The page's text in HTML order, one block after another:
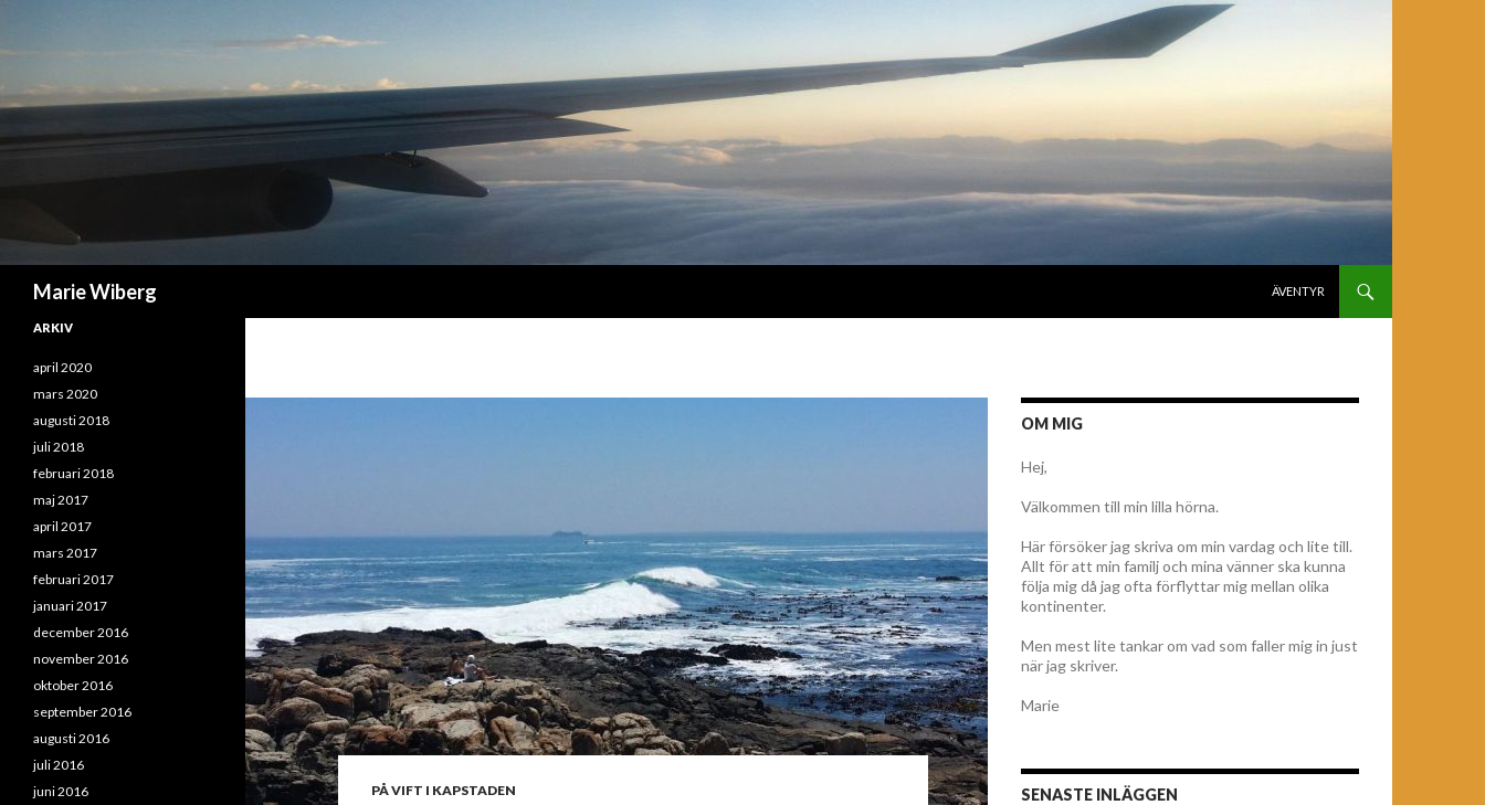
Marie Wiberg
ÄVENTYR
PÅ VIFT I KAPSTADEN
OM MIG
Hej,
Välkommen till min lilla hörna.
Här försöker jag skriva om min vardag och lite till.
Allt för att min familj och mina vänner ska kunna
följa mig då jag ofta förflyttar mig mellan olika
kontinenter.
Men mest lite tankar om vad som faller mig in just
när jag skriver.
Marie
SENASTE INLÄGGEN
ARKIV
april 2020
mars 2020
augusti 2018
juli 2018
februari 2018
maj 2017
april 2017
mars 2017
februari 2017
januari 2017
december 2016
november 2016
oktober 2016
september 2016
augusti 2016
juli 2016
juni 2016